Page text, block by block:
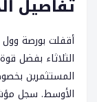
تفاصيل
أقفلت بورصة
الثلاثاء بفضل
المستثمرين